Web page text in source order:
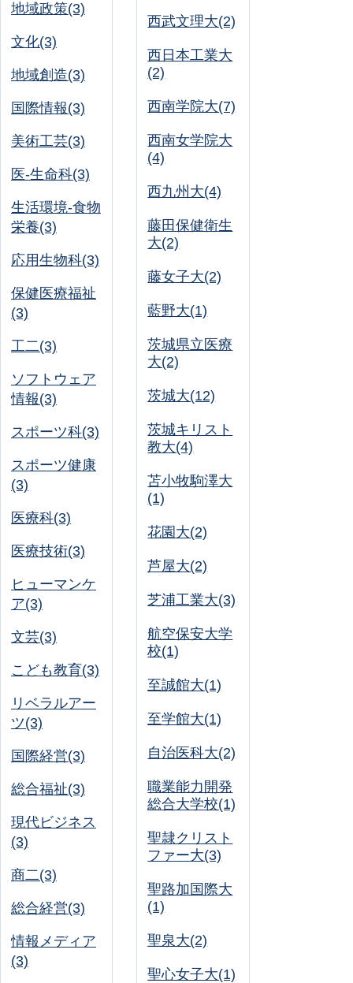
地域政策(3)
文化(3)
地域創造(3)
国際情報(3)
美術工芸(3)
医-生命科(3)
生活環境-食物
栄養(3)
応用生物科(3)
保健医療福祉
(3)
工二(3)
ソフトウェア
情報(3)
スポーツ科(3)
スポーツ健康
(3)
医療科(3)
医療技術(3)
ヒューマンケ
ア(3)
文芸(3)
こども教育(3)
リベラルアー
ツ(3)
国際経営(3)
総合福祉(3)
現代ビジネス
(3)
商二(3)
総合経営(3)
情報メディア
(3)
西武文理大(2)
西日本工業大
(2)
西南学院大(7)
西南女学院大
(4)
西九州大(4)
藤田保健衛生
大(2)
藤女子大(2)
藍野大(1)
茨城県立医療
大(2)
茨城大(12)
茨城キリスト
教大(4)
苫小牧駒澤大
(1)
花園大(2)
芦屋大(2)
芝浦工業大(3)
航空保安大学
校(1)
至誠館大(1)
至学館大(1)
自治医科大(2)
職業能力開発
総合大学校(1)
聖隷クリスト
ファー大(3)
聖路加国際大
(1)
聖泉大(2)
聖心女子大(1)